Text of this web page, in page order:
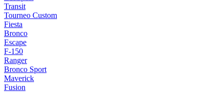
Transit
Tourneo Custom
Fiesta
Bronco
Escape
F-150
Ranger
Bronco Sport
Maverick
Fusion